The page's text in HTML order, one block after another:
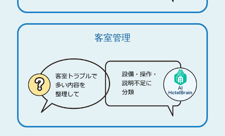
客室管理